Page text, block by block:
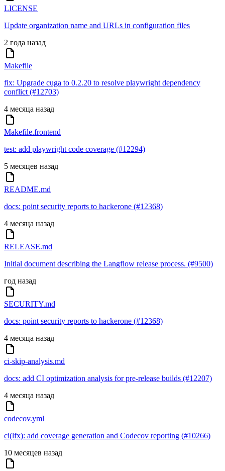
LICENSE
Update organization name and URLs in configuration files
2 года назад
Makefile
fix: Upgrade cuga to 0.2.20 to resolve playwright dependency
conflict (#12703)
4 месяца назад
Makefile.frontend
test: add playwright code coverage (#12294)
5 месяцев назад
README.md
docs: point security reports to hackerone (#12368)
4 месяца назад
RELEASE.md
Initial document describing the Langflow release process. (#9500)
год назад
SECURITY.md
docs: point security reports to hackerone (#12368)
4 месяца назад
ci-skip-analysis.md
docs: add CI optimization analysis for pre-release builds (#12207)
4 месяца назад
codecov.yml
ci(lfx): add coverage generation and Codecov reporting (#10266)
10 месяцев назад